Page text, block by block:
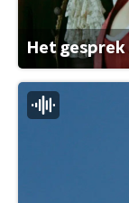
Het gesprek